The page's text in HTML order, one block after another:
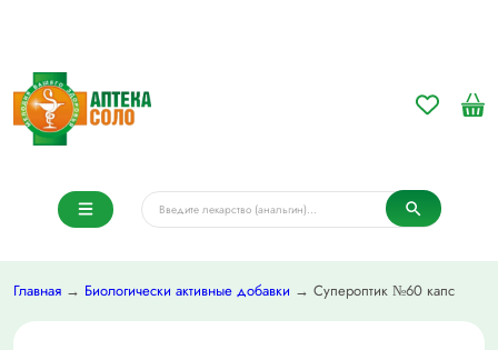
Главная → Биологически активные добавки → Супероптик №60 капс